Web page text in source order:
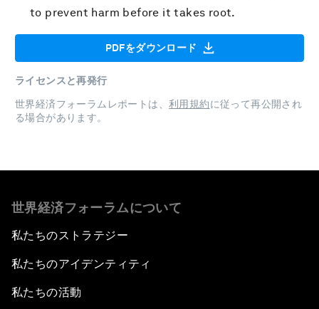
to prevent harm before it takes root.
PDFをダウンロード
ライセンスと再発行
世界経済フォーラムレポートは、 利用規約に従って再公開され
る場合があります。
世界経済フォーラムについて
私たちのストラテジー
私たちのアイデンティティ
私たちの活動